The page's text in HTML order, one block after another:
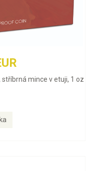
mince v etuji, 1 oz